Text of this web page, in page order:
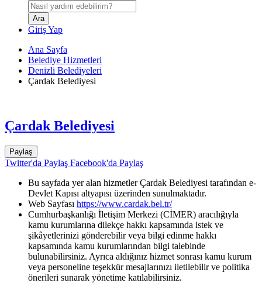
Giriş Yap
Ana Sayfa
Belediye Hizmetleri
Denizli Belediyeleri
Çardak Belediyesi
Çardak Belediyesi
Paylaş
Twitter'da Paylaş Facebook'da Paylaş
Bu sayfada yer alan hizmetler Çardak Belediyesi tarafından e-
Devlet Kapısı altyapısı üzerinden sunulmaktadır.
Web Sayfası https://www.cardak.bel.tr/
Cumhurbaşkanlığı İletişim Merkezi (CİMER) aracılığıyla
kamu kurumlarına dilekçe hakkı kapsamında istek ve
şikâyetlerinizi gönderebilir veya bilgi edinme hakkı
kapsamında kamu kurumlarından bilgi talebinde
bulunabilirsiniz. Ayrıca aldığınız hizmet sonrası kamu kurum
veya personeline teşekkür mesajlarınızı iletilebilir ve politika
önerileri sunarak yönetime katılabilirsiniz.